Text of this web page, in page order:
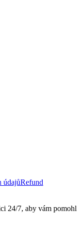
údajůRefund
24/7, aby vám pomohl